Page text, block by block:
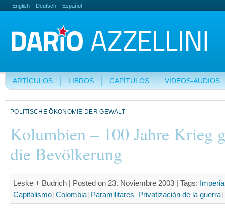
English Deutsch Español
ARTÍCULOS LIBROS CAPÍTULOS VIDEOS-AUDIOS
POLITISCHE ÖKONOMIE DER GEWALT
Kolumbien – 100 Jahre Krieg
die Bevölkerung
Leske + Budrich | Posted on 23. Noviembre 2003 | Tags:
Capitalismo Colombia Paramilitares Privatización de la guerra